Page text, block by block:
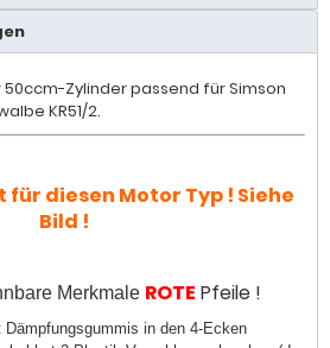
Zylinder passend für Simson
KR51/2.
für diesen Motor Typ ! Siehe
Bild !
Merkmale ROTE Pfeile !
Dämpfungsgummis in den 4-Ecken